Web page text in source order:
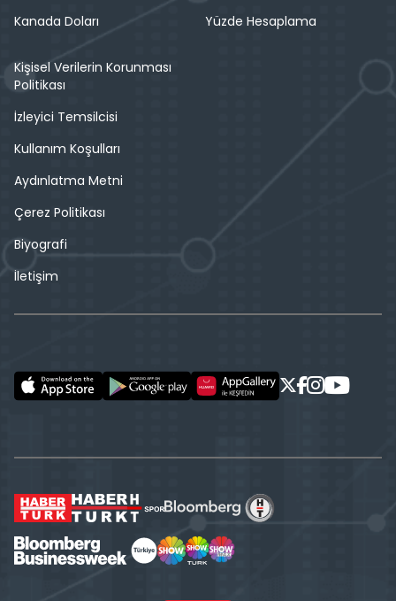
Kanada Doları
Yüzde Hesaplama
Kişisel Verilerin Korunması
Politikası
İzleyici Temsilcisi
Kullanım Koşulları
Aydınlatma Metni
Çerez Politikası
Biyografi
İletişim